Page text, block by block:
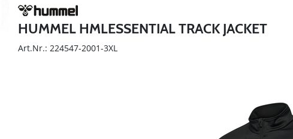
HUMMEL HMLESSENTIAL TRACK JACKET
Art.Nr.: 224547-2001-3XL